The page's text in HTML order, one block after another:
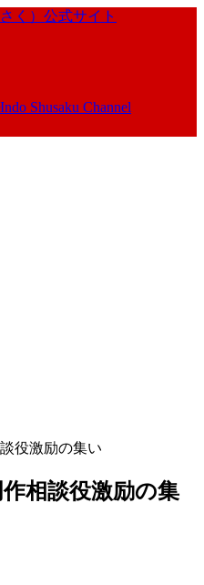
Indo Shusaku Channel
役激励の集い
相談役激励の集